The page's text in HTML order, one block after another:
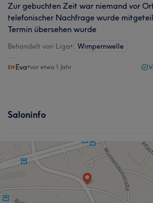
Zur gebuchten Zeit war niemand vor
telefonischer Nachfrage wurde
Termin übersehen wurde
Behandelt von Liga• Wimpernwelle
Eva•vor etwa 1 Jahr
Saloninfo